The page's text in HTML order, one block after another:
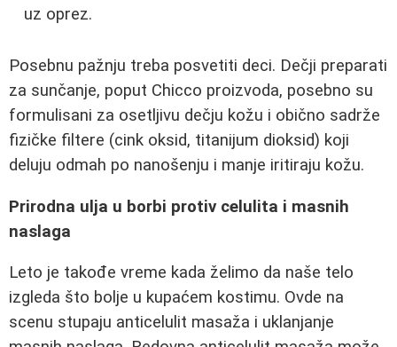
uz oprez.
Posebnu pažnju treba posvetiti deci. Dečji preparati
za sunčanje, poput Chicco proizvoda, posebno su
formulisani za osetljivu dečju kožu i obično sadrže
fizičke filtere (cink oksid, titanijum dioksid) koji
deluju odmah po nanošenju i manje iritiraju kožu.
Prirodna ulja u borbi protiv celulita i masnih
naslaga
Leto je takođe vreme kada želimo da naše telo
izgleda što bolje u kupaćem kostimu. Ovde na
scenu stupaju anticelulit masaža i uklanjanje